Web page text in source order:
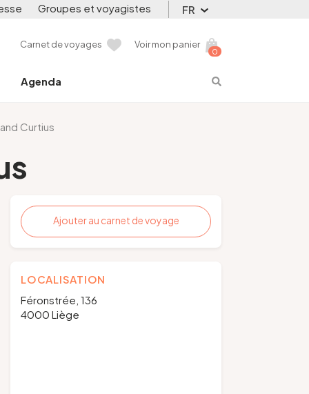
Groupes et voyagistes FR
Carnet de voyages
0
Voir mon panier
Agenda
Curtius
Ajouter au carnet de voyage
LOCALISATION
Féronstrée, 136
4000 Liège